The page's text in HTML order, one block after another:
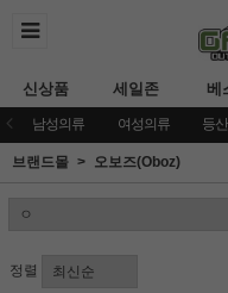
신상품 세일존 베
남성의류 여성의류 등
브랜드몰 오보즈(Oboz)
정렬